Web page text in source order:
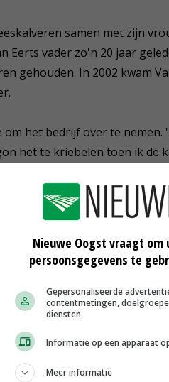
samen met zijn
Eerts vader zo'n 20 jaar
gehouden. In 2002 kwam
het bedrijf over te nemen.
het te kriebelen toen ik de
keer weer prachtig om
Nieuwe Oogst vraagt
persoonsgegevens te
Gepersonaliseerde
contentmetingen,
diensten
Informatie op een apparaat
Meer informatie